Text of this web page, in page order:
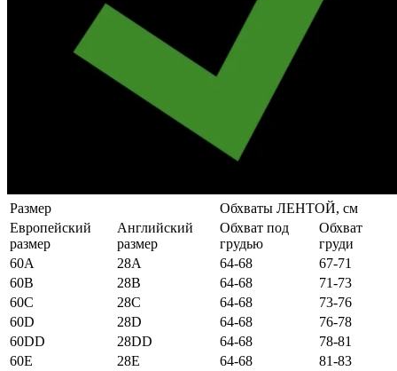
Размер
Обхваты ЛЕНТОЙ, см
Европейский
размер
Английский
размер
Обхват под
грудью
Обхват
груди
60А
28А 64-68
67-71
60B
28B 64-68
71-73
60C
28C 64-68
73-76
60D
28D 64-68
76-78
60DD
28DD 64-68
78-81
60E
28E 64-68
81-83